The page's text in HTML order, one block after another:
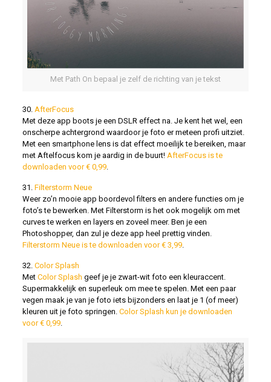
Met Path On bepaal je zelf de richting van je tekst
30. AfterFocus
Met deze app boots je een DSLR effect na. Je kent het wel, een
onscherpe achtergrond waardoor je foto er meteen profi uitziet.
Met een smartphone lens is dat effect moeilijk te bereiken, maar
met Aftelfocus kom je aardig in de buurt! AfterFocus is te
downloaden voor € 0,99.
31. Filterstorm Neue
Weer zo’n mooie app boordevol filters en andere functies om je
foto’s te bewerken. Met Filterstorm is het ook mogelijk om met
curves te werken en layers en zoveel meer. Ben je een
Photoshopper, dan zul je deze app heel prettig vinden.
Filterstorm Neue is te downloaden voor € 3,99.
32. Color Splash
Met Color Splash geef je je zwart-wit foto een kleuraccent.
Supermakkelijk en superleuk om mee te spelen. Met een paar
vegen maak je van je foto iets bijzonders en laat je 1 (of meer)
kleuren uit je foto springen. Color Splash kun je downloaden
voor € 0,99.